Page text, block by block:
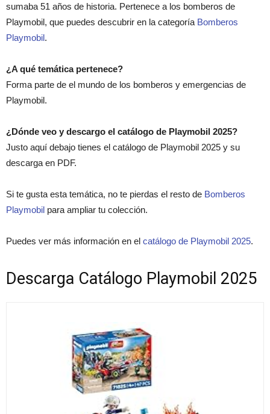
sumaba 51 años de historia. Pertenece a los bomberos de
Playmobil, que puedes descubrir en la categoría Bomberos
Playmobil.
¿A qué temática pertenece?
Forma parte de el mundo de los bomberos y emergencias de
Playmobil.
¿Dónde veo y descargo el catálogo de Playmobil 2025?
Justo aquí debajo tienes el catálogo de Playmobil 2025 y su
descarga en PDF.
Si te gusta esta temática, no te pierdas el resto de Bomberos
Playmobil para ampliar tu colección.
Puedes ver más información en el catálogo de Playmobil 2025.
Descarga Catálogo Playmobil 2025